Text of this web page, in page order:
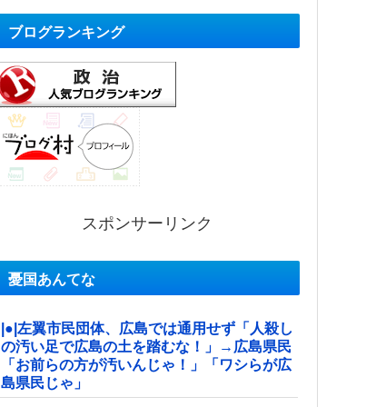
ブログランキング
スポンサーリンク
憂国あんてな
|●|左翼市民団体、広島では通用せず「人殺し
の汚い足で広島の土を踏むな！」→広島県民
「お前らの方が汚いんじゃ！」「ワシらが広
島県民じゃ」